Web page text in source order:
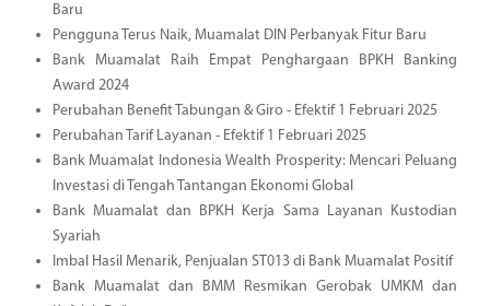
Baru
Pengguna Terus Naik, Muamalat DIN Perbanyak Fitur Baru
Bank Muamalat Raih Empat Penghargaan BPKH Banking
Award 2024
Perubahan Benefit Tabungan & Giro - Efektif 1 Februari 2025
Perubahan Tarif Layanan - Efektif 1 Februari 2025
Bank Muamalat Indonesia Wealth Prosperity: Mencari Peluang
Investasi di Tengah Tantangan Ekonomi Global
Bank Muamalat dan BPKH Kerja Sama Layanan Kustodian
Syariah
Imbal Hasil Menarik, Penjualan ST013 di Bank Muamalat Positif
Bank Muamalat dan BMM Resmikan Gerobak UMKM dan